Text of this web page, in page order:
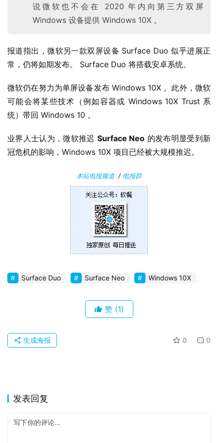
W
i
n
1
0
P
C
软
关
于
说微软也不会在 2020 年内向第三方双屏
Windows 设备提供 Windows 10X 。
报道指出，微软另一款双屏设备 Surface Duo 似乎进展正
常，仍将如期发布。 Surface Duo 将搭载安卓系统。
微软仍在努力为单屏设备发布 Windows 10X 。此外，微软
可能会将某些技术（例如容器或 Windows 10X Trust 系
统）带回 Windows 10 。
业界人士认为，微软推迟 Surface Neo 的发布明显受到新
冠危机的影响，Windows 10X 项目已经被大规模推迟。
本站电报频道/ 电报群
Surface Duo Surface Neo Windows 10X
赞 (1)
0 0
生成海报
发表回复